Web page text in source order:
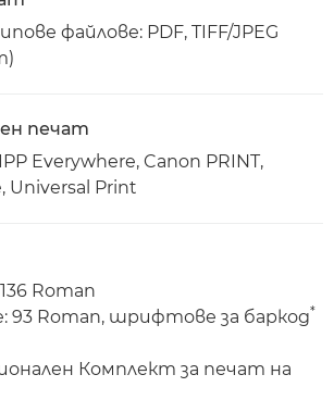
файлове: PDF, TIFF/JPEG
печат
Everywhere, Canon PRINT,
Universal Print
Roman
93 Roman, шрифтове за баркод*
Комплект за печат на